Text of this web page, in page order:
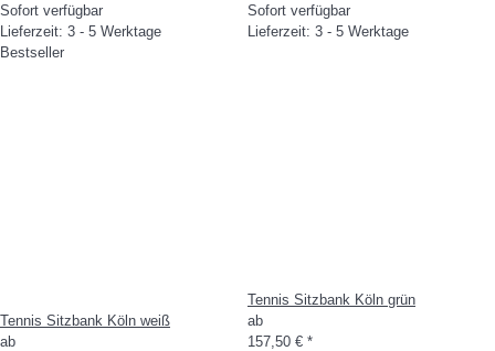
Sofort verfügbar
Lieferzeit: 3 - 5 Werktage
Sofort verfügbar
Lieferzeit: 3 - 5 Werktage
Bestseller
Tennis Sitzbank Köln weiß
ab
Tennis Sitzbank Köln grün
ab
157,50 € *